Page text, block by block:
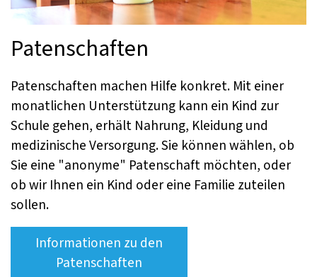
Patenschaften
Patenschaften machen Hilfe konkret. Mit einer
monatlichen Unterstützung kann ein Kind zur
Schule gehen, erhält Nahrung, Kleidung und
medizinische Versorgung. Sie können wählen, ob
Sie eine "anonyme" Patenschaft möchten, oder
ob wir Ihnen ein Kind oder eine Familie zuteilen
sollen.
Informationen zu den
Patenschaften